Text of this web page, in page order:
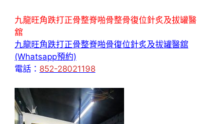
九龍旺角跌打正骨整脊啪骨整骨復位針炙及拔罐醫
舘
九龍旺角跌打正骨整脊啪骨復位針炙及拔罐醫舘
(Whatsapp預約)
電話： 852-28021198